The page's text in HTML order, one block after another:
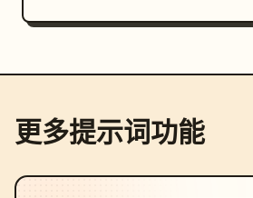
更多提示词功能